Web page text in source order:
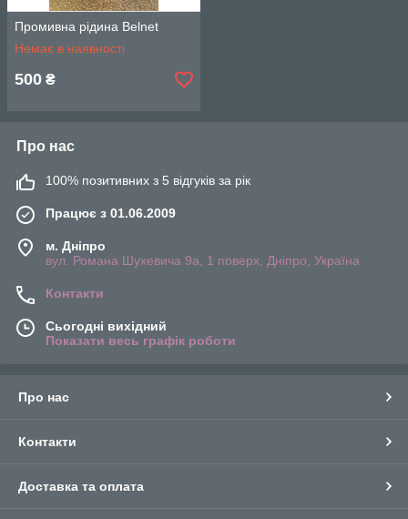
Промивна рідина Belnet
Немає в наявності
500 ₴
Про нас
100% позитивних з 5 відгуків за рік
Працює з 01.06.2009
м. Дніпро
вул. Романа Шухевича 9а, 1 поверх, Дніпро, Україна
Контакти
Сьогодні вихідний
Показати весь графік роботи
Про нас
Контакти
Доставка та оплата